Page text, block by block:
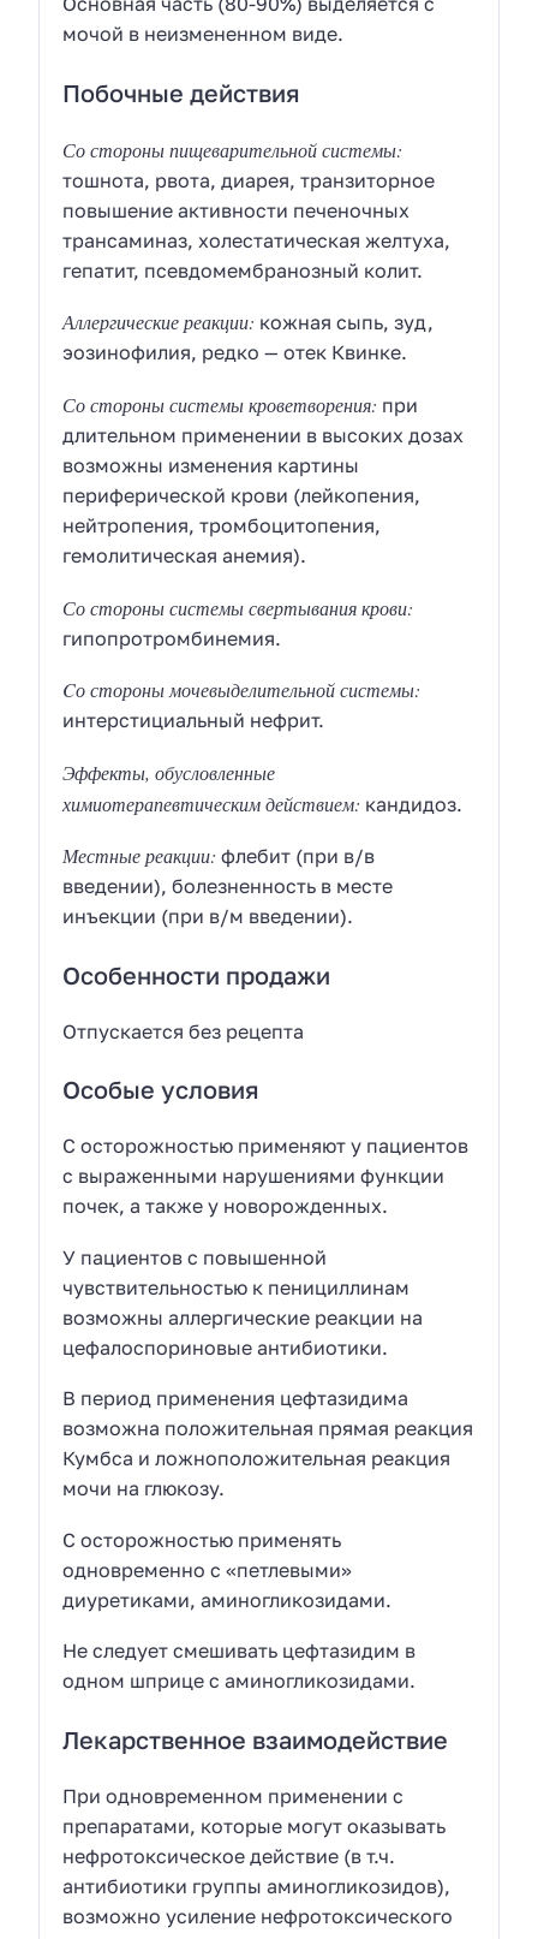
мочой в неизмененном виде.
Побочные действия
Со стороны пищеварительной системы:
тошнота, рвота, диарея, транзиторное
повышение активности печеночных
трансаминаз, холестатическая желтуха,
гепатит, псевдомембранозный колит.
Аллергические реакции: кожная сыпь, зуд,
эозинофилия, редко — отек Квинке.
Со стороны системы кроветворения: при
длительном применении в высоких дозах
возможны изменения картины
периферической крови (лейкопения,
нейтропения, тромбоцитопения,
гемолитическая анемия).
Со стороны системы свертывания крови:
гипопротромбинемия.
Cо стороны мочевыделительной системы:
интерстициальный нефрит.
Эффекты, обусловленные
химиотерапевтическим действием: кандидоз.
Местные реакции: флебит (при в/в
введении), болезненность в месте
инъекции (при в/м введении).
Особенности продажи
Отпускается без рецепта
Особые условия
С осторожностью применяют у пациентов
с выраженными нарушениями функции
почек, а также у новорожденных.
У пациентов с повышенной
чувствительностью к пенициллинам
возможны аллергические реакции на
цефалоспориновые антибиотики.
В период применения цефтазидима
возможна положительная прямая реакция
Кумбса и ложноположительная реакция
мочи на глюкозу.
С осторожностью применять
одновременно с «петлевыми»
диуретиками, аминогликозидами.
Не следует смешивать цефтазидим в
одном шприце с аминогликозидами.
Лекарственное взаимодействие
При одновременном применении с
препаратами, которые могут оказывать
нефротоксическое действие (в т.ч.
антибиотики группы аминогликозидов),
возможно усиление нефротоксического